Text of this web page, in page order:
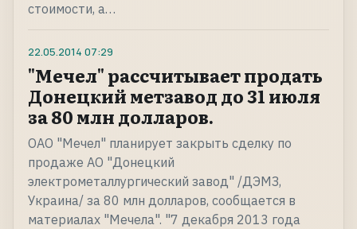
стоимости, а…
22.05.2014 07:29
"Мечел" рассчитывает продать
Донецкий метзавод до 31 июля
за 80 млн долларов.
ОАО "Мечел" планирует закрыть сделку по
продаже АО "Донецкий
электрометаллургический завод" /ДЭМЗ,
Украина/ за 80 млн долларов, сообщается в
материалах "Мечела". "7 декабря 2013 года